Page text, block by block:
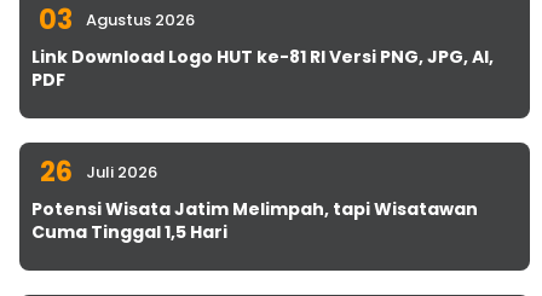
03 Agustus 2026
Link Download Logo HUT ke-81 RI Versi PNG, JPG, AI,
PDF
26 Juli 2026
Potensi Wisata Jatim Melimpah, tapi Wisatawan
Cuma Tinggal 1,5 Hari